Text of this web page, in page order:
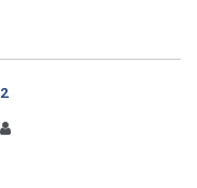
2